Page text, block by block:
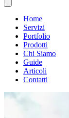
Home
Servizi
Portfolio
Prodotti
Chi Siamo
Guide
Articoli
Contatti